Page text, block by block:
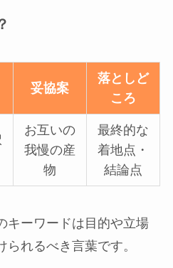
妥協案
落としど
ころ
お互いの
我慢の産
物
最終的な
着地点・
結論点
キーワードは目的や立場
れるべき言葉です。